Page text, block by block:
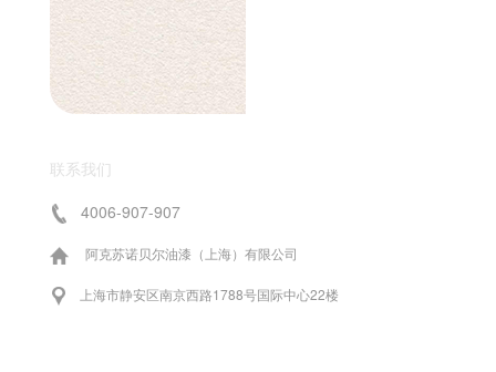
联系我们
4006-907-907
阿克苏诺贝尔油漆（上海）有限公司
上海市静安区南京西路1788号国际中心22楼